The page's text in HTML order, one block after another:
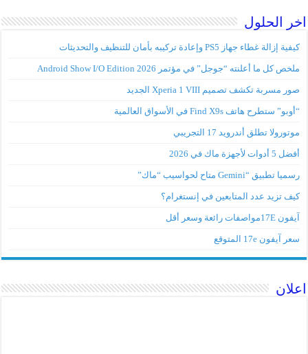
اخر الحلول
كيفية إزالة غطاء جهاز PS5 وإعادة تركيبه بأمان للتنظيف والتحديثات
ملخص كل ما أعلنته “جوجل” في مؤتمر Android Show I/O Edition 2026
صور مسربة تكشف تصميم Xperia 1 VIII الجديد
“أوبو” ستطرح هاتف Find X9s في الأسواق العالمية
موتورولا تطلق أندرويد 17 التجريبي
أفضل 5 أدوات لأجهزة ماك في 2026
رسميا تطبيق “Gemini متاح لحواسيب “ماك”
كيف تزيد عدد المتابعين في إنستغرام؟
آيفون 17Eمواصفات رائعة وسعر أقل
سعر آيفون 17e المتوقع
اعلان